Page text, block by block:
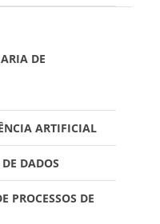
DE
ARTIFICIAL
DADOS
PROCESSOS DE